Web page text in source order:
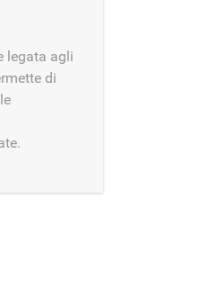
legata agli
di